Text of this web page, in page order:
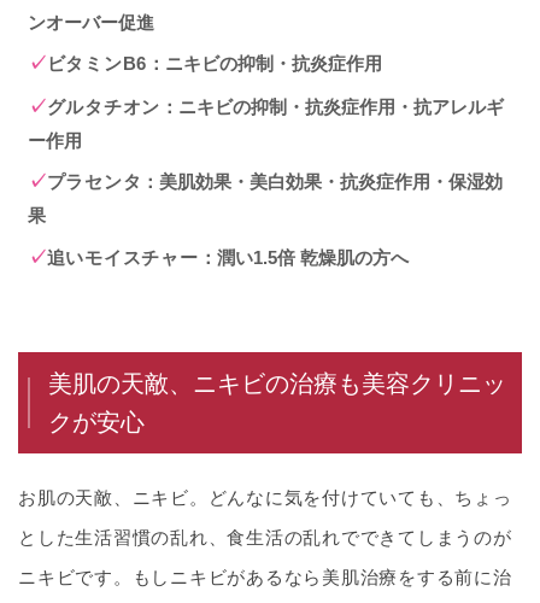
ンオーバー促進
ビタミンB6 ：ニキビの抑制・抗炎症作用
グルタチオン ：ニキビの抑制・抗炎症作用・抗アレルギ
ー作用
プラセンタ ：美肌効果・美白効果・抗炎症作用・保湿効
果
追いモイスチャー ：潤い1.5倍 乾燥肌の方へ
美肌の天敵、ニキビの治療も美容クリニッ
クが安心
お肌の天敵、ニキビ。どんなに気を付けていても、ちょっ
とした生活習慣の乱れ、食生活の乱れでできてしまうのが
ニキビです。もしニキビがあるなら美肌治療をする前に治